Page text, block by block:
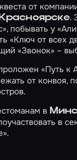
от
Красноярске.
, побывать у
«Ключ от всех
«Звонок» –
«Путь к
от конвоя,
в
в
.